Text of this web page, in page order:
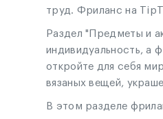
труд. Фриланс на
Раздел "Предметы и
индивидуальность, а
откройте для себя
вязаных вещей,
В этом разделе